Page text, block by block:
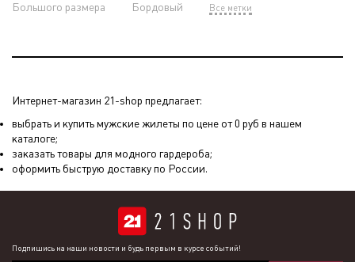
Большого размера
Бордовый Все метки
Интернет-магазин 21-shop предлагает:
выбрать и купить мужские жилеты по цене от 0 руб в нашем
каталоге;
заказать товары для модного гардероба;
оформить быструю доставку по России.
Подпишись на наши новости и будь первым в курсе событий!